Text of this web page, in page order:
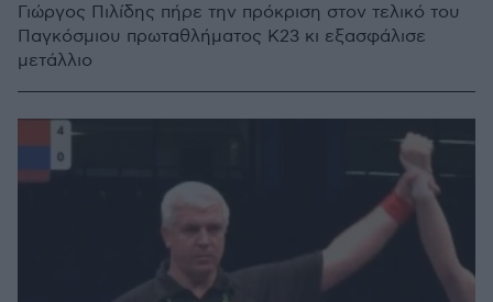
Γιώργος Πιλίδης πήρε την πρόκριση στον τελικό του
Παγκόσμιου πρωταθλήματος Κ23 κι εξασφάλισε
μετάλλιο